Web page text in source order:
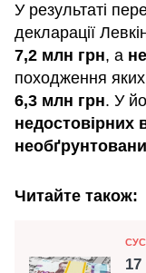
У результаті
декларації
7,2 млн грн, а
походження яких
6,3 млн грн. У
недостовірних
Читайте також: